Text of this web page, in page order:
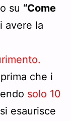
su “Come
avere la
che i
solo 10
esaurisce